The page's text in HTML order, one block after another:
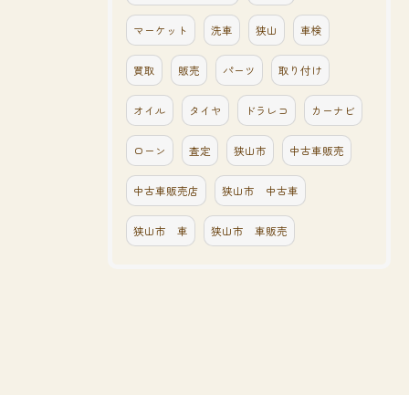
マーケット 洗車 狭山 車検
買取 販売 パーツ 取り付け
オイル タイヤ ドラレコ カーナビ
ローン 査定 狭山市 中古車販売
中古車販売店 狭山市 中古車
狭山市 車 狭山市 車販売